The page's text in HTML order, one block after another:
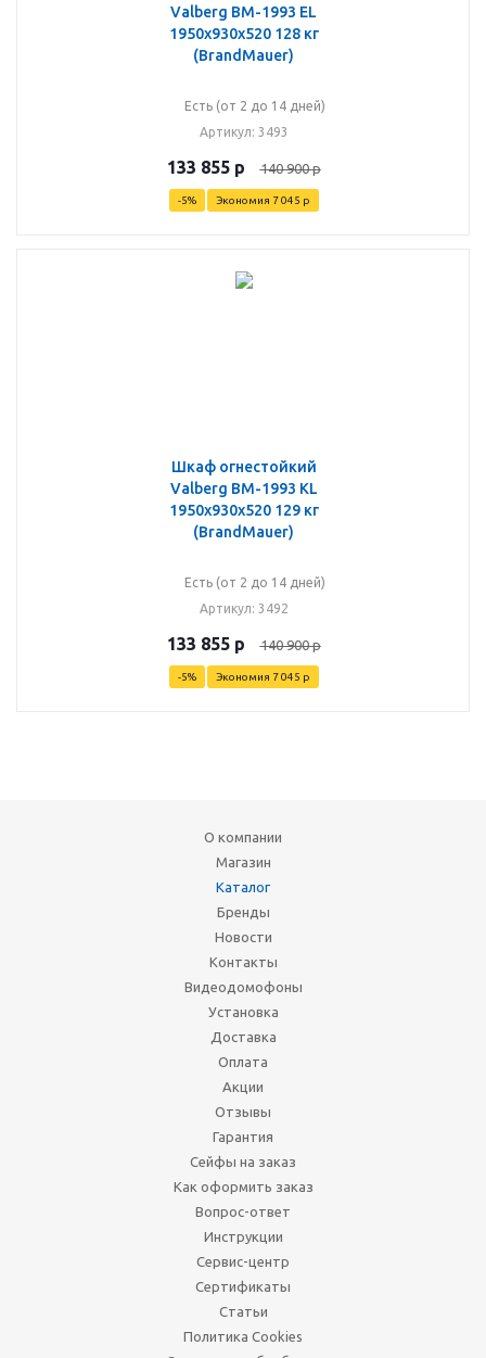
Valberg BM-1993 EL
1950x930x520 128 кг
(BrandMauer)
Есть (от 2 до 14 дней)
Артикул: 3493
133 855р 140 900р
-5% Экономия 7 045 р
Шкаф огнестойкий
Valberg BM-1993 KL
1950x930x520 129 кг
(BrandMauer)
Есть (от 2 до 14 дней)
Артикул: 3492
133 855р 140 900р
-5% Экономия 7 045 р
О компании
Магазин
Каталог
Бренды
Новости
Контакты
Видеодомофоны
Установка
Доставка
Оплата
Акции
Отзывы
Гарантия
Сейфы на заказ
Как оформить заказ
Вопрос-ответ
Инструкции
Сервис-центр
Сертификаты
Статьи
Политика Cookies